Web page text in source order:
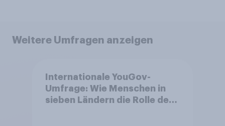
Weitere Umfragen anzeigen
Internationale YouGov-
Umfrage: Wie Menschen in
sieben Ländern die Rolle der